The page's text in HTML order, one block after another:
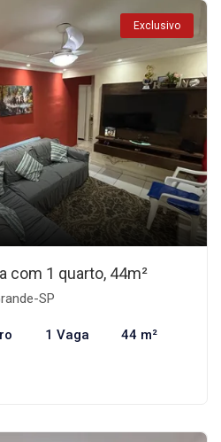
Exclusivo
com 1 quarto, 44m²
SP
1 Vaga 44 m²